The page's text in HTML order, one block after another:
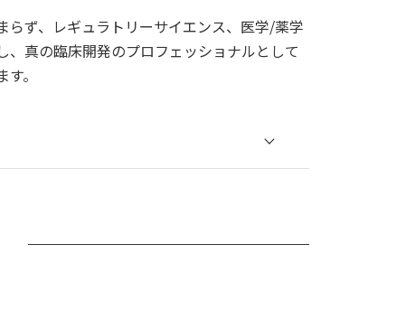
らず、レギュラトリーサイエンス、医学/薬学
、真の臨床開発のプロフェッショナルとして
。